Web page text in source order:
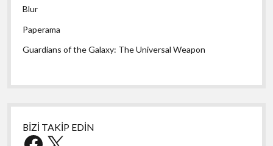
Blur
Paperama
Guardians of the Galaxy: The Universal Weapon
BİZİ TAKİP EDİN